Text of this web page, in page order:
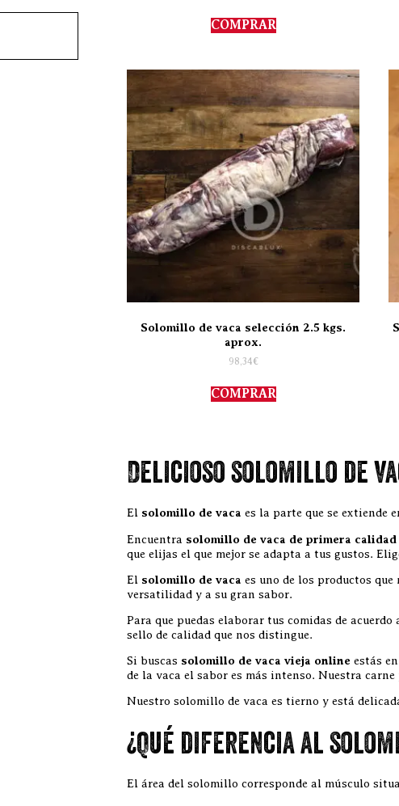
COMPRAR
Solomillo de vaca selección 2.5 kgs.
aprox.
98,34€
COMPRAR
Delicioso solomillo de
El solomillo de vaca es la parte que se extiende
Encuentra solomillo de vaca de primera calidad
que elijas el que mejor se adapta a tus gustos.
El solomillo de vaca es uno de los productos
versatilidad y a su gran sabor.
Para que puedas elaborar tus comidas de
sello de calidad que nos distingue.
Si buscas solomillo de vaca vieja online estás
de la vaca el sabor es más intenso. Nuestra
Nuestro solomillo de vaca es tierno y está
¿Qué diferencia al
El área del solomillo corresponde al músculo